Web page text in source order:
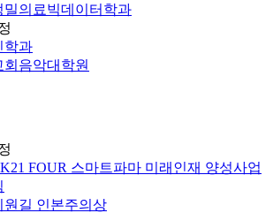
밀의료빅데이터학과
학과
회음악대학원
FOUR 스마트파마 미래인재 양성사업
원길 인본주의상